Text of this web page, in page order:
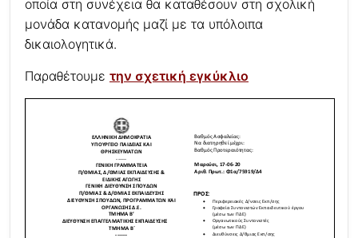
οποία στη συνέχεια θα καταθέσουν στη σχολική
μονάδα κατανομής μαζί με τα υπόλοιπα
δικαιολογητικά.
Παραθέτουμε την σχετική εγκύκλιο